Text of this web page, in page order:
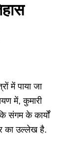
में पाया जा
में, कुमारी
संगम के कार्यों
का उल्लेख है.